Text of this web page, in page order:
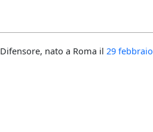
Difensore, nato a Roma il29 febbraio